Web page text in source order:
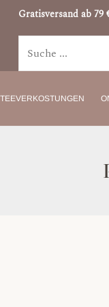
Gratisversand ab
Suchen
TEEVERKOSTUNGEN